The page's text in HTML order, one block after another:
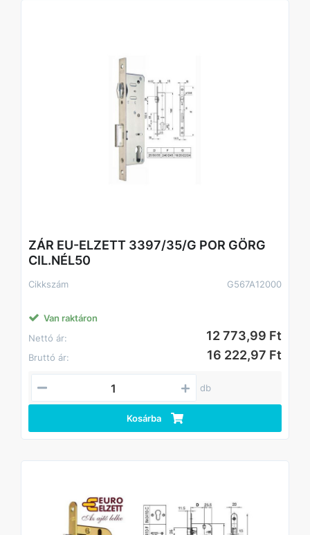
ZÁR EU-ELZETT 3397/35/G POR GÖRG
CIL.NÉL50
Cikkszám G567A12000
Van raktáron
Nettó ár:
12 773,99 Ft
Bruttó ár: 16 222,97 Ft
db
Kosárba